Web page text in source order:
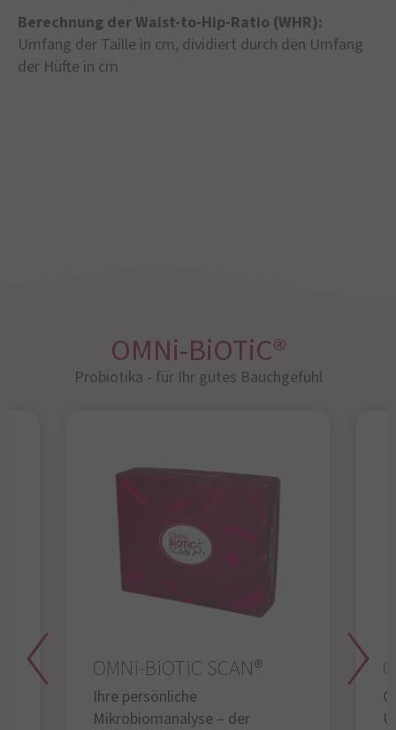
Berechnung der Waist-to-Hip-Ratio (WHR):
Umfang der Taille in cm, dividiert durch den Umfang
der Hüfte in cm
OMNi-BiOTiC®
Probiotika - für Ihr gutes Bauchgefühl​
OMNi-BiOTiC SCAN®
Ihre persönliche
Mikrobiomanalyse – der